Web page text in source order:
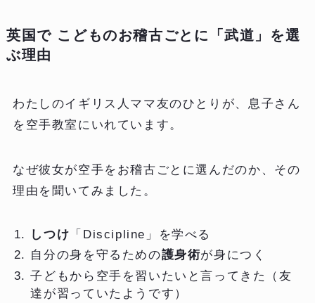
英国で こどものお稽古ごとに「武道」を選
ぶ理由
わたしのイギリス人ママ友のひとりが、息子さん
を空手教室にいれています。
なぜ彼女が空手をお稽古ごとに選んだのか、その
理由を聞いてみました。
しつけ 「Discipline」を学べる
自分の身を守るための護身術が身につく
子どもから空手を習いたいと言ってきた（友
達が習っていたようです）